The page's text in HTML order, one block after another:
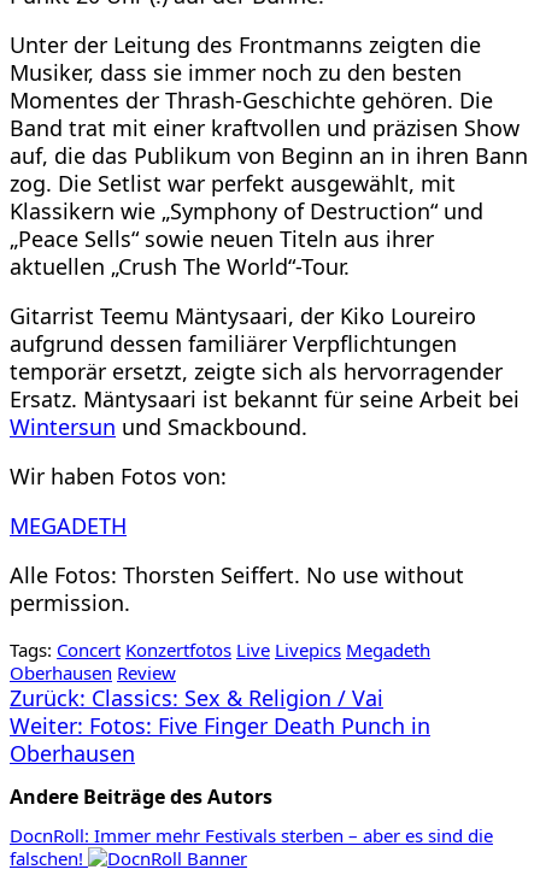
Unter der Leitung des Frontmanns zeigten die
Musiker, dass sie immer noch zu den besten
Momentes der Thrash-Geschichte gehören. Die
Band trat mit einer kraftvollen und präzisen Show
auf, die das Publikum von Beginn an in ihren Bann
zog. Die Setlist war perfekt ausgewählt, mit
Klassikern wie „Symphony of Destruction“ und
„Peace Sells“ sowie neuen Titeln aus ihrer
aktuellen „Crush The World“-Tour.
Gitarrist Teemu Mäntysaari, der Kiko Loureiro
aufgrund dessen familiärer Verpflichtungen
temporär ersetzt, zeigte sich als hervorragender
Ersatz. Mäntysaari ist bekannt für seine Arbeit bei
Wintersun und Smackbound.
Wir haben Fotos von:
MEGADETH
Alle Fotos: Thorsten Seiffert. No use without
permission.
Tags: Concert Konzertfotos Live Livepics Megadeth
Oberhausen Review
Beitragsnavigation
Zurück: Classics: Sex & Religion / Vai
Weiter: Fotos: Five Finger Death Punch in
Oberhausen
Andere Beiträge des Autors
DocnRoll: Immer mehr Festivals sterben – aber es sind die
falschen!